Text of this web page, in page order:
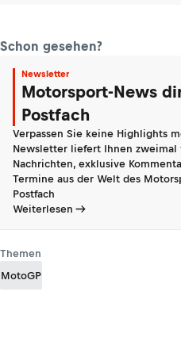
Schon gesehen?
Newsletter
Motorsport-News
Postfach
Verpassen Sie keine Highlights
Newsletter liefert Ihnen
Nachrichten, exklusive
Termine aus der Welt des
Postfach
Weiterlesen
Themen
MotoGP